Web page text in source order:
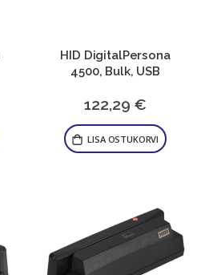
HID DigitalPersona
4500, Bulk, USB
122,29 €
LISA OSTUKORVI